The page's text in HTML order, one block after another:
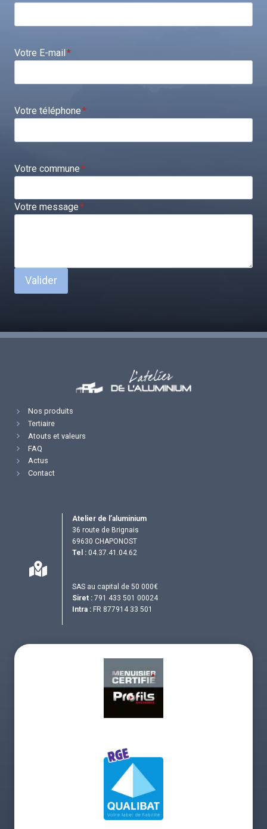
Votre E-mail*
Votre téléphone*
Votre commune*
Votre message*
Valider
Nos produits
Tertiaire
Atouts et valeurs
FAQ
Actus
Contact
Atelier de l’aluminium
36 route de Brignais
69630 CHAPONOST
Tel : 04.37.41.04.62
SAS au capital de 50 000€
Siret : 791 433 501 00024
Intra : FR 877914 33 501